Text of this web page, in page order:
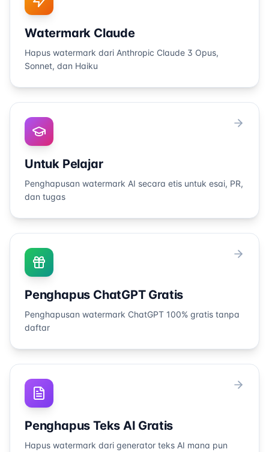
Watermark Claude
Hapus watermark dari Anthropic Claude 3 Opus,
Sonnet, dan Haiku
Untuk Pelajar
Penghapusan watermark AI secara etis untuk esai, PR,
dan tugas
Penghapus ChatGPT Gratis
Penghapusan watermark ChatGPT 100% gratis tanpa
daftar
Penghapus Teks AI Gratis
Hapus watermark dari generator teks AI mana pun